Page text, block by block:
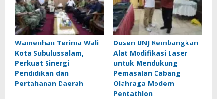
Wamenhan Terima Wali
Kota Subulussalam,
Perkuat Sinergi
Pendidikan dan
Pertahanan Daerah
Dosen UNJ Kembangkan
Alat Modifikasi Laser
untuk Mendukung
Pemasalan Cabang
Olahraga Modern
Pentathlon